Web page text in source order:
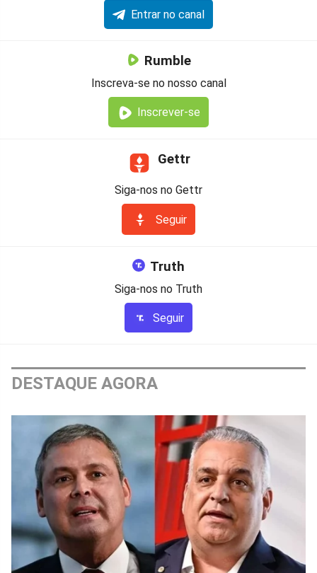
Entrar no canal
Rumble
Inscreva-se no nosso canal
Inscrever-se
Gettr
Siga-nos no Gettr
Seguir
Truth
Siga-nos no Truth
Seguir
DESTAQUE AGORA